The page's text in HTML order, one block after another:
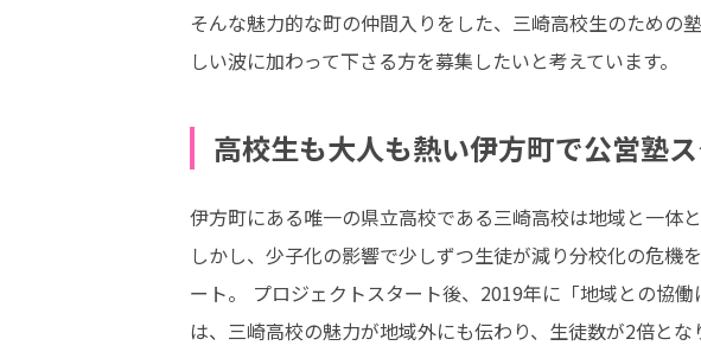
そんな魅力的な町の仲間入りをした、三崎高校生のための
しい波に加わって下さる方を募集したいと考えています。
高校生も大人も熱い伊方町で公営塾
伊方町にある唯一の県立高校である三崎高校は地域と一体
しかし、少子化の影響で少しずつ生徒が減り分校化の危
ート。 プロジェクトスタート後、2019年に「地域との協
は、三崎高校の魅力が地域外にも伝わり、生徒数が2倍とな